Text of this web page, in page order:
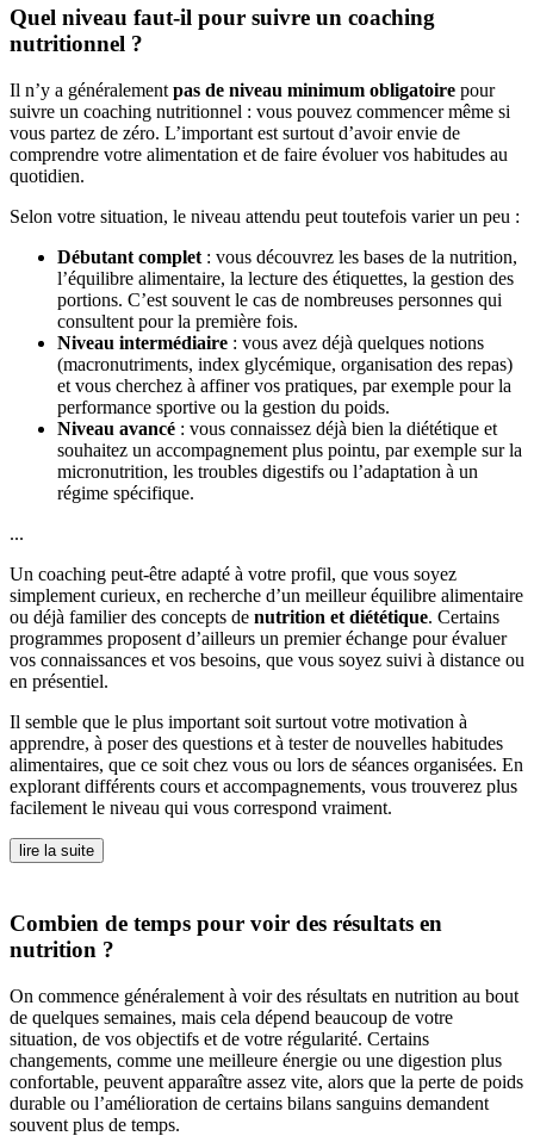
Quel niveau faut-il pour suivre un coaching
nutritionnel ?
Il n’y a généralement pas de niveau minimum obligatoire pour
suivre un coaching nutritionnel : vous pouvez commencer même si
vous partez de zéro. L’important est surtout d’avoir envie de
comprendre votre alimentation et de faire évoluer vos habitudes au
quotidien.
Selon votre situation, le niveau attendu peut toutefois varier un peu :
Débutant complet : vous découvrez les bases de la nutrition,
l’équilibre alimentaire, la lecture des étiquettes, la gestion des
portions. C’est souvent le cas de nombreuses personnes qui
consultent pour la première fois.
Niveau intermédiaire : vous avez déjà quelques notions
(macronutriments, index glycémique, organisation des repas)
et vous cherchez à affiner vos pratiques, par exemple pour la
performance sportive ou la gestion du poids.
Niveau avancé : vous connaissez déjà bien la diététique et
souhaitez un accompagnement plus pointu, par exemple sur la
micronutrition, les troubles digestifs ou l’adaptation à un
régime spécifique.
...
Un coaching peut-être adapté à votre profil, que vous soyez
simplement curieux, en recherche d’un meilleur équilibre alimentaire
ou déjà familier des concepts de nutrition et diététique. Certains
programmes proposent d’ailleurs un premier échange pour évaluer
vos connaissances et vos besoins, que vous soyez suivi à distance ou
en présentiel.
Il semble que le plus important soit surtout votre motivation à
apprendre, à poser des questions et à tester de nouvelles habitudes
alimentaires, que ce soit chez vous ou lors de séances organisées. En
explorant différents cours et accompagnements, vous trouverez plus
facilement le niveau qui vous correspond vraiment.
lire la suite
Combien de temps pour voir des résultats en
nutrition ?
On commence généralement à voir des résultats en nutrition au bout
de quelques semaines, mais cela dépend beaucoup de votre
situation, de vos objectifs et de votre régularité. Certains
changements, comme une meilleure énergie ou une digestion plus
confortable, peuvent apparaître assez vite, alors que la perte de poids
durable ou l’amélioration de certains bilans sanguins demandent
souvent plus de temps.